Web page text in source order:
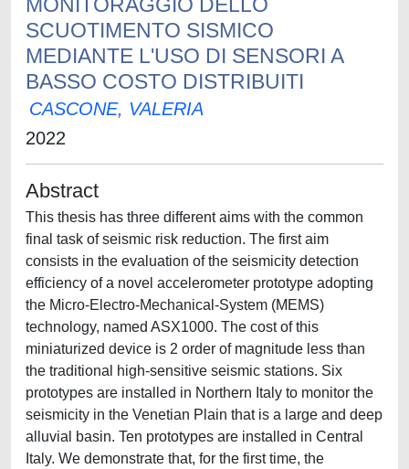
SCUOTIMENTO SISMICO
MEDIANTE L'USO DI SENSORI A
BASSO COSTO DISTRIBUITI
CASCONE, VALERIA
2022
Abstract
This thesis has three different aims with the common
final task of seismic risk reduction. The first aim
consists in the evaluation of the seismicity detection
efficiency of a novel accelerometer prototype adopting
the Micro-Electro-Mechanical-System (MEMS)
technology, named ASX1000. The cost of this
miniaturized device is 2 order of magnitude less than
the traditional high-sensitive seismic stations. Six
prototypes are installed in Northern Italy to monitor the
seismicity in the Venetian Plain that is a large and deep
alluvial basin. Ten prototypes are installed in Central
Italy. We demonstrate that, for the first time, the